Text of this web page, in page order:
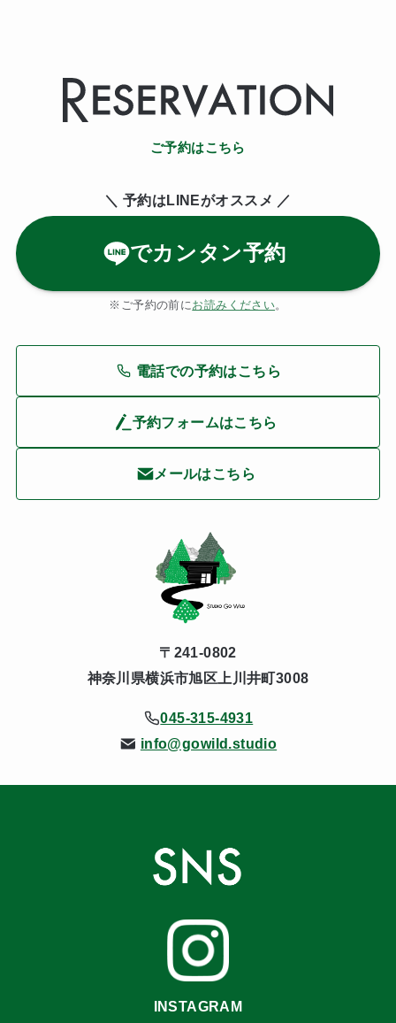
ご予約はこちら
＼ 予約はLINEがオススメ ／
でカンタン予約
※ご予約の前に お読みください。
電話での予約はこちら
予約フォームはこちら
メールはこちら
〒241-0802
神奈川県横浜市旭区上川井町3008
045-315-4931
info@gowild.studio
INSTAGRAM